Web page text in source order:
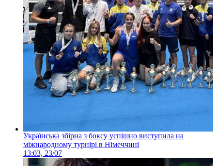
Українська збірна з боксу успішно виступила на
міжнародному турнірі в Німеччині
13:03, 23/07